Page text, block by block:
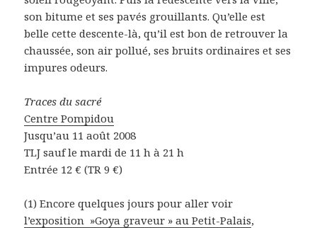
son bitume et ses pavés grouillants. Qu’elle est
belle cette descente-là, qu’il est bon de retrouver la
chaussée, son air pollué, ses bruits ordinaires et ses
impures odeurs.
Traces du sacré
Centre Pompidou
Jusqu’au 11 août 2008
TLJ sauf le mardi de 11 h à 21 h
Entrée 12 € (TR 9 €)
(1) Encore quelques jours pour aller voir
l’exposition »Goya graveur » au Petit-Palais,